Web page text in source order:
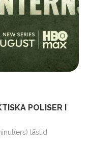
POLISER I
lästid